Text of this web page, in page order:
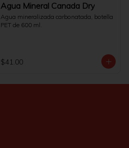
Agua Mineral Canada Dry
Agua mineralizada carbonatada, botella
PET de 600 ml.
$41.00